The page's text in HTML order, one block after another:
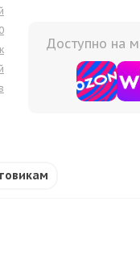
Доступно на